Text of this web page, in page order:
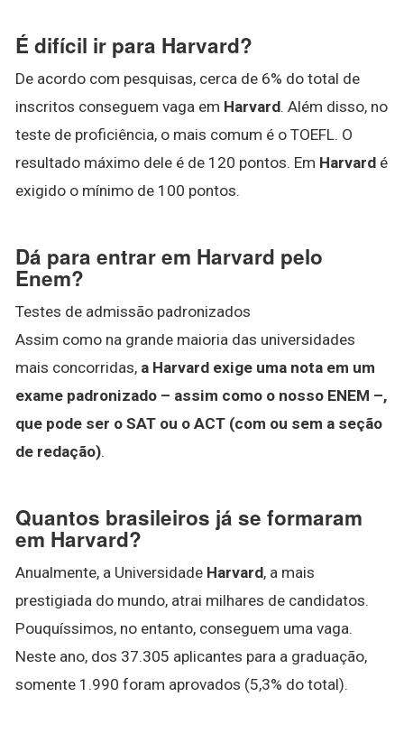
É difícil ir para Harvard?
De acordo com pesquisas, cerca de 6% do total de
inscritos conseguem vaga em Harvard. Além disso, no
teste de proficiência, o mais comum é o TOEFL. O
resultado máximo dele é de 120 pontos. Em Harvard é
exigido o mínimo de 100 pontos.
Dá para entrar em Harvard pelo
Enem?
Testes de admissão padronizados
Assim como na grande maioria das universidades
mais concorridas, a Harvard exige uma nota em um
exame padronizado – assim como o nosso ENEM –,
que pode ser o SAT ou o ACT (com ou sem a seção
de redação).
Quantos brasileiros já se formaram
em Harvard?
Anualmente, a Universidade Harvard, a mais
prestigiada do mundo, atrai milhares de candidatos.
Pouquíssimos, no entanto, conseguem uma vaga.
Neste ano, dos 37.305 aplicantes para a graduação,
somente 1.990 foram aprovados (5,3% do total).